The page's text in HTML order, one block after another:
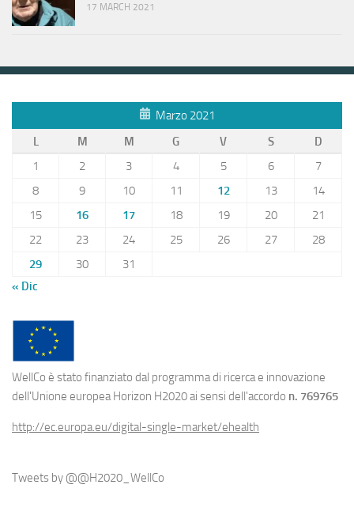
17 MARCH 2021
Marzo 2021
L
M M G V S
D
1
2 3 4 5 6
7
8
9 10 11 12 13
14
15
16 17 18 19 20
21
22
23 24 25 26 27
28
29
30
31
« Dic
WellCo è stato finanziato dal programma di ricerca e innovazione
dell'Unione europea Horizon H2020 ai sensi dell'accordo n. 769765
http://ec.europa.eu/digital-single-market/ehealth
Tweets by @@H2020_WellCo